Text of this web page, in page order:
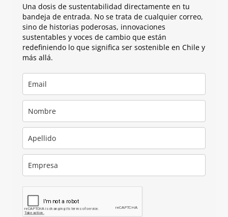
Una dosis de sustentabilidad directamente en tu
bandeja de entrada. No se trata de cualquier correo,
sino de historias poderosas, innovaciones
sustentables y voces de cambio que están
redefiniendo lo que significa ser sostenible en Chile y
más allá.